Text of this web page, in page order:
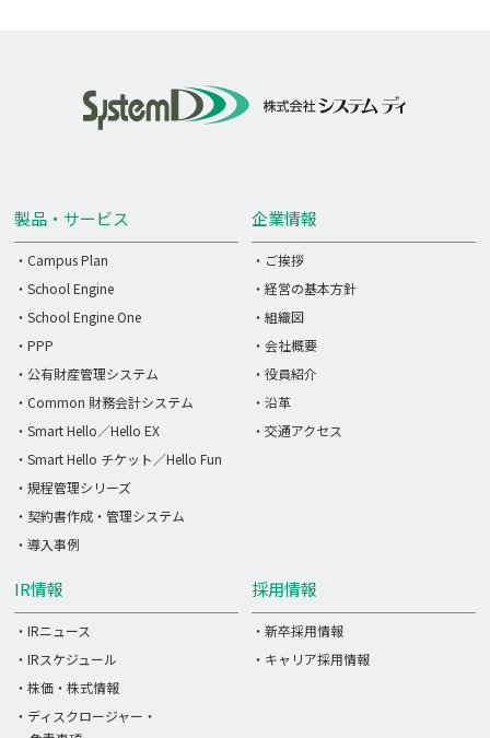
製品・サービス
・Campus Plan
・School Engine
・School Engine One
・PPP
・公有財産管理システム
・Common 財務会計システム
・Smart Hello／Hello EX
・Smart Hello チケット／Hello Fun
・規程管理シリーズ
・契約書作成・管理システム
・導入事例
IR情報
・IRニュース
・IRスケジュール
・株価・株式情報
・ディスクロージャー・
採用情報
・新卒採用情報
・キャリア採用情報
企業情報
・ご挨拶
・経営の基本方針
・組織図
・会社概要
・役員紹介
・沿革
・交通アクセス